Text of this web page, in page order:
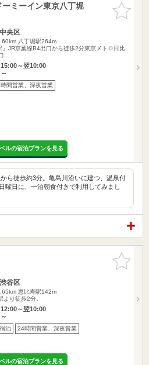
お気に入
りに追加
ミーイン東京八丁堀
央区
八丁堀駅264m
」JR京葉線B4出口から徒歩2分東京メトロ日比
…
～翌10:00
間営業、深夜営業
ルの宿泊プランを見る
ら徒歩約3分。亀島川沿いに建つ、温泉付
曜日に、一泊朝食付きで利用してみまし
お気に入
りに追加
谷区
恵比寿駅142m
より徒歩2分。
～翌10:00
宿泊 24時間営業、深夜営業
ルの宿泊プランを見る